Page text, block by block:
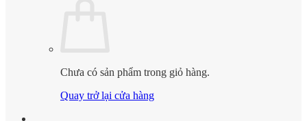
Chưa có sản phẩm trong giỏ hàng.
Quay trở lại cửa hàng